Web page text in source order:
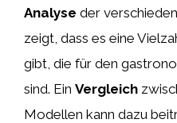
Analyse der
zeigt, dass es eine
gibt, die für den
sind. Ein Vergleich
Modellen kann dazu